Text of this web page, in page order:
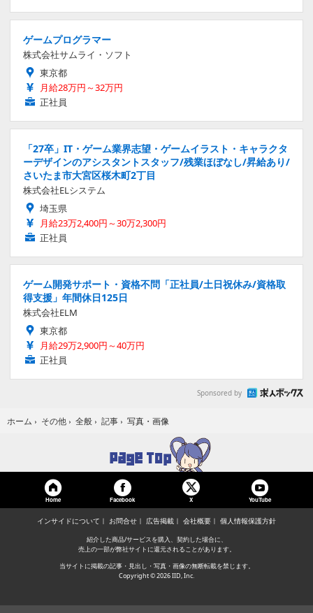
ゲームプログラマー
株式会社サムライ・ソフト
東京都
月給28万円～32万円
正社員
「27卒」IT・ゲーム業界志望・ゲームイラスト・キャラクタ
ーデザインのアシスタントスタッフ/残業ほぼなし/昇給あり/
さいたま市大宮区桜木町2丁目
株式会社ELシステム
埼玉県
月給23万2,400円～30万2,300円
正社員
ゲーム開発サポート・資格不問「正社員/土日祝休み/資格取
得支援」年間休日125日
株式会社ELM
東京都
月給29万2,900円～40万円
正社員
Sponsored by
ホーム › その他 › 全般 › 記事 › 写真・画像
Home Facebook X YouTube
インサイドについて お問合せ 広告掲載 会社概要 個人情報保護方針
紹介した商品/サービスを購入、契約した場合に、
売上の一部が弊社サイトに還元されることがあります。
当サイトに掲載の記事・見出し・写真・画像の無断転載を禁じます。
Copyright © 2026 IID, Inc.